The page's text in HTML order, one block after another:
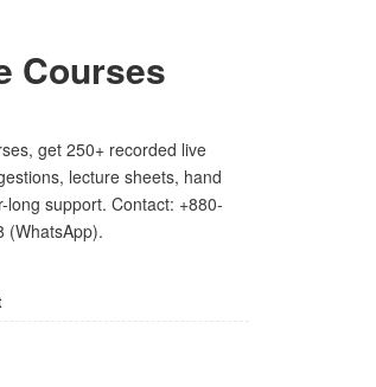
Courses
get 250+ recorded live
lecture sheets, hand
long support. Contact: +880-
(WhatsApp).